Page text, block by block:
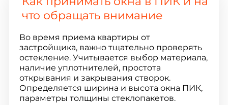
что обращать внимание
Во время приема квартиры от
застройщика, важно тщательно проверять
остекление. Учитывается выбор материала,
наличие уплотнителей, простота
открывания и закрывания створок.
Определяется ширина и высота окна ПИК,
параметры толщины стеклопакетов.